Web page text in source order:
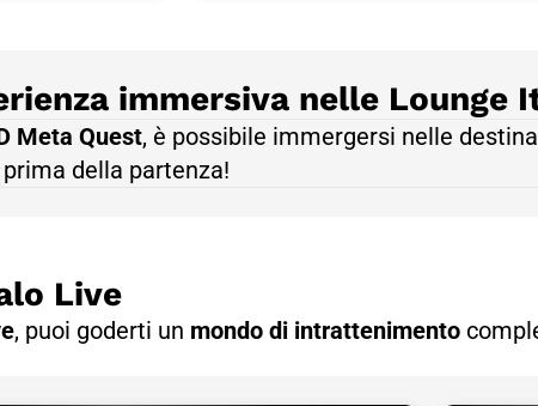
immersiva nelle Lounge
Meta Quest, è possibile immergersi nelle
della partenza!
Live
, puoi goderti un mondo di intrattenimento